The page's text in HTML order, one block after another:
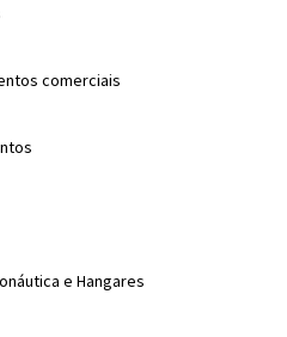
comerciais
e Hangares